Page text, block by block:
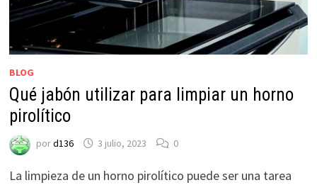
BLOG
Qué jabón utilizar para limpiar un horno
pirolítico
pord136 3 julio, 2023 0
La limpieza de un horno pirolítico puede ser una tarea